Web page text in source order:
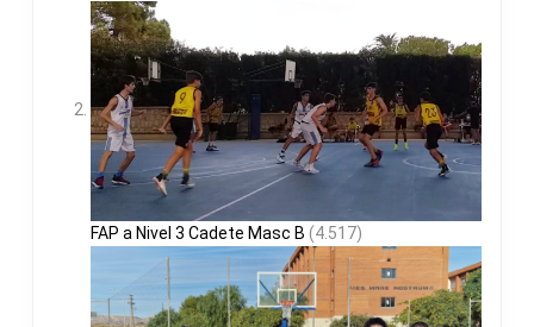
FAP a Nivel 3 Cadete Masc B (4.517)